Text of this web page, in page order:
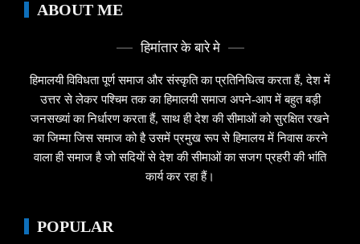
ABOUT ME
हिमांतार के बारे मे
हिमालयी विविधता पूर्ण समाज और संस्कृति का प्रतिनिधित्व करता हैं, देश में
उत्तर से लेकर पश्चिम तक का हिमालयी समाज अपने-आप में बहुत बड़ी
जनसख्यां का निर्धारण करता हैं, साथ ही देश की सीमाओं को सुरक्षित रखने
का जिम्मा जिस समाज को है उसमें प्रमुख रूप से हिमालय में निवास करने
वाला ही समाज है जो सदियों से देश की सीमाओं का सजग प्रहरी की भांति
कार्य कर रहा हैं।
POPULAR